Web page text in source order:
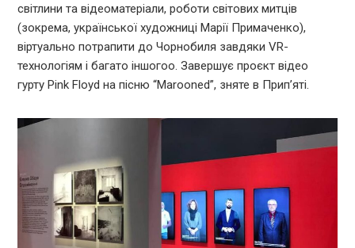
світлини та відеоматеріали, роботи світових митців
(зокрема, української художниці Марії Примаченко),
віртуально потрапити до Чорнобиля завдяки VR-
технологіям і багато іншогоо. Завершує проєкт відео
гурту Pink Floyd на пісню “Marooned”, зняте в Прип’яті.